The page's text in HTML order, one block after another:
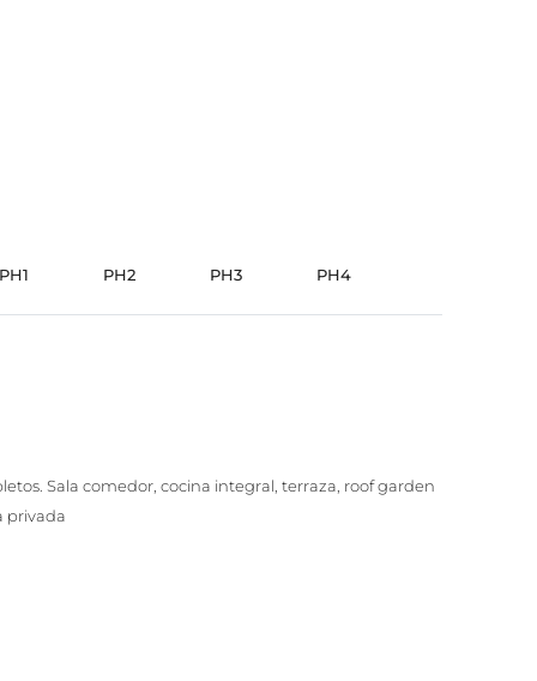
PH1 PH2 PH3 PH4
Sala comedor, cocina integral, terraza, roof garden
privada